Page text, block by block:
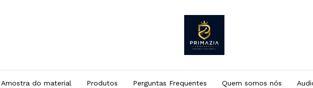
Amostra do material Produtos Perguntas Frequentes Quem somos nós